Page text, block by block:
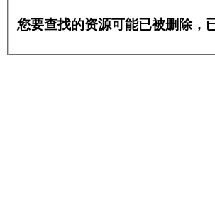
您要查找的资源可能已被删除，